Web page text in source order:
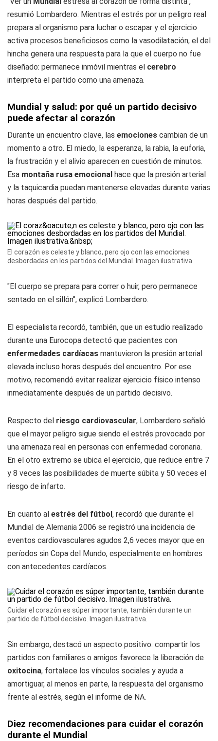
resumió Lombardero. Mientras el estrés por un peligro real
prepara al organismo para luchar o escapar y el ejercicio
activa procesos beneficiosos como la vasodilatación, el del
hincha genera una respuesta para la que el cuerpo no fue
diseñado: permanece inmóvil mientras el cerebro
interpreta el partido como una amenaza.
Mundial y salud: por qué un partido decisivo
puede afectar al corazón
Durante un encuentro clave, las emociones cambian de un
momento a otro. El miedo, la esperanza, la rabia, la euforia,
la frustración y el alivio aparecen en cuestión de minutos.
Esa montaña rusa emocional hace que la presión arterial
y la taquicardia puedan mantenerse elevadas durante varias
horas después del partido.
El corazón es celeste y blanco, pero ojo con las emociones
desbordadas en los partidos del Mundial. Imagen ilustrativa.
"El cuerpo se prepara para correr o huir, pero permanece
sentado en el sillón", explicó Lombardero.
El especialista recordó, también, que un estudio realizado
durante una Eurocopa detectó que pacientes con
enfermedades cardíacas mantuvieron la presión arterial
elevada incluso horas después del encuentro. Por ese
motivo, recomendó evitar realizar ejercicio físico intenso
inmediatamente después de un partido decisivo.
Respecto del riesgo cardiovascular, Lombardero señaló
que el mayor peligro sigue siendo el estrés provocado por
una amenaza real en personas con enfermedad coronaria.
En el otro extremo se ubica el ejercicio, que reduce entre 7
y 8 veces las posibilidades de muerte súbita y 50 veces el
riesgo de infarto.
En cuanto al estrés del fútbol, recordó que durante el
Mundial de Alemania 2006 se registró una incidencia de
eventos cardiovasculares agudos 2,6 veces mayor que en
períodos sin Copa del Mundo, especialmente en hombres
con antecedentes cardíacos.
Cuidar el corazón es súper importante, también durante un
partido de fútbol decisivo. Imagen ilustrativa.
Sin embargo, destacó un aspecto positivo: compartir los
partidos con familiares o amigos favorece la liberación de
oxitocina, fortalece los vínculos sociales y ayuda a
amortiguar, al menos en parte, la respuesta del organismo
frente al estrés, según el informe de NA.
Diez recomendaciones para cuidar el corazón
durante el Mundial